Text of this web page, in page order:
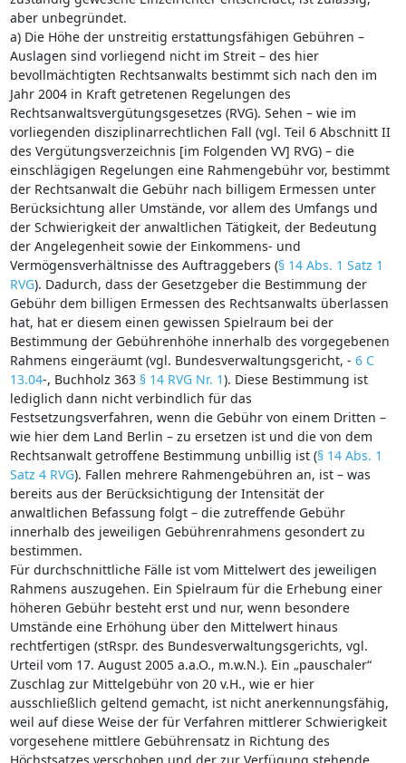
aber unbegründet.
a) Die Höhe der unstreitig erstattungsfähigen Gebühren –
Auslagen sind vorliegend nicht im Streit – des hier
bevollmächtigten Rechtsanwalts bestimmt sich nach den im
Jahr 2004 in Kraft getretenen Regelungen des
Rechtsanwaltsvergütungsgesetzes (RVG). Sehen – wie im
vorliegenden disziplinarrechtlichen Fall (vgl. Teil 6 Abschnitt II
des Vergütungsverzeichnis [im Folgenden VV] RVG) – die
einschlägigen Regelungen eine Rahmengebühr vor, bestimmt
der Rechtsanwalt die Gebühr nach billigem Ermessen unter
Berücksichtung aller Umstände, vor allem des Umfangs und
der Schwierigkeit der anwaltlichen Tätigkeit, der Bedeutung
der Angelegenheit sowie der Einkommens- und
Vermögensverhältnisse des Auftraggebers (§ 14 Abs. 1 Satz 1
RVG). Dadurch, dass der Gesetzgeber die Bestimmung der
Gebühr dem billigen Ermessen des Rechtsanwalts überlassen
hat, hat er diesem einen gewissen Spielraum bei der
Bestimmung der Gebührenhöhe innerhalb des vorgegebenen
Rahmens eingeräumt (vgl. Bundesverwaltungsgericht, - 6 C
13.04-, Buchholz 363 § 14 RVG Nr. 1). Diese Bestimmung ist
lediglich dann nicht verbindlich für das
Festsetzungsverfahren, wenn die Gebühr von einem Dritten –
wie hier dem Land Berlin – zu ersetzen ist und die von dem
Rechtsanwalt getroffene Bestimmung unbillig ist (§ 14 Abs. 1
Satz 4 RVG). Fallen mehrere Rahmengebühren an, ist – was
bereits aus der Berücksichtigung der Intensität der
anwaltlichen Befassung folgt – die zutreffende Gebühr
innerhalb des jeweiligen Gebührenrahmens gesondert zu
bestimmen.
Für durchschnittliche Fälle ist vom Mittelwert des jeweiligen
Rahmens auszugehen. Ein Spielraum für die Erhebung einer
höheren Gebühr besteht erst und nur, wenn besondere
Umstände eine Erhöhung über den Mittelwert hinaus
rechtfertigen (stRspr. des Bundesverwaltungsgerichts, vgl.
Urteil vom 17. August 2005 a.a.O., m.w.N.). Ein „pauschaler“
Zuschlag zur Mittelgebühr von 20 v.H., wie er hier
ausschließlich geltend gemacht, ist nicht anerkennungsfähig,
weil auf diese Weise der für Verfahren mittlerer Schwierigkeit
vorgesehene mittlere Gebührensatz in Richtung des
Höchstsatzes verschoben und der zur Verfügung stehende